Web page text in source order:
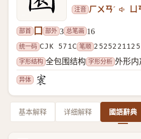
注音 ㄏㄨㄢˊ ㄩ
部首 囗 部外 3 总笔画 16
统一码 CJK 571C 笔顺
字形结构 全包围结构 字形分析 外形内
异体
基本解释 详细解释 國語辭典